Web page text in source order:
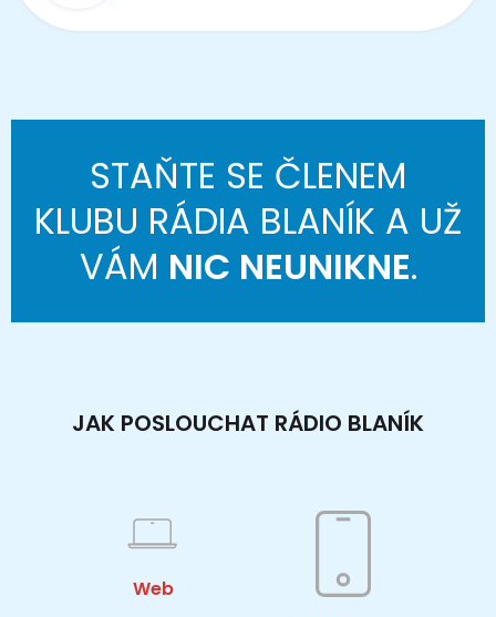
STAŇTE SE ČLENEM
KLUBU RÁDIA BLANÍK A UŽ
VÁM NIC NEUNIKNE.
JAK POSLOUCHAT RÁDIO BLANÍK
Web